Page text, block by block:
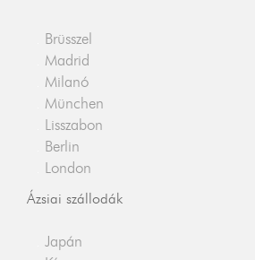
Brüsszel
Madrid
Milanó
München
Lisszabon
Berlin
London
Ázsiai szállodák
Japán